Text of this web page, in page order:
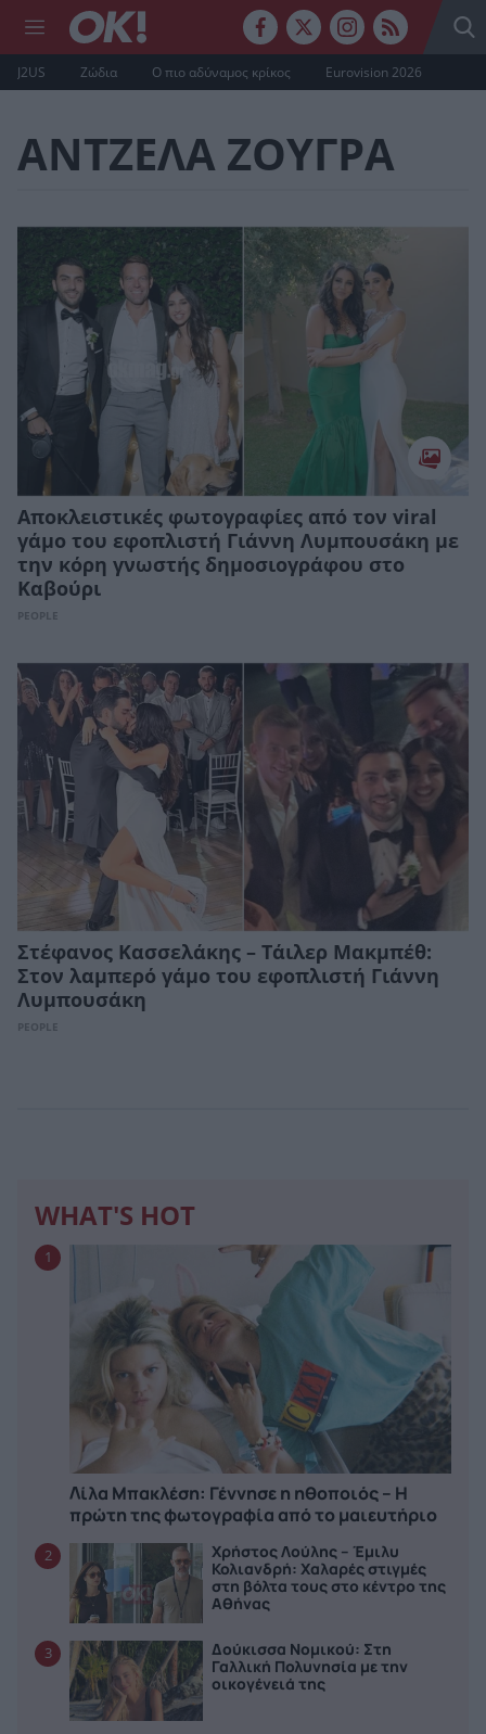
J2US Ζώδια Ο πιο αδύναμος κρίκος Eurovision 2026
ΑΝΤΖΕΛΑ ΖΟΥΓΡΑ
Αποκλειστικές φωτογραφίες από τον viral
γάμο του εφοπλιστή Γιάννη Λυμπουσάκη με
την κόρη γνωστής δημοσιογράφου στο
Καβούρι
PEOPLE
Στέφανος Κασσελάκης – Τάιλερ Μακμπέθ:
Στον λαμπερό γάμο του εφοπλιστή Γιάννη
Λυμπουσάκη
PEOPLE
WHAT'S HOT
1
Λίλα Μπακλέση: Γέννησε η ηθοποιός – Η
πρώτη της φωτογραφία από το μαιευτήριο
2
Χρήστος Λούλης – Έμιλυ
Κολιανδρή: Χαλαρές στιγμές
στη βόλτα τους στο κέντρο της
Αθήνας
3
Δούκισσα Νομικού: Στη
Γαλλική Πολυνησία με την
οικογένειά της